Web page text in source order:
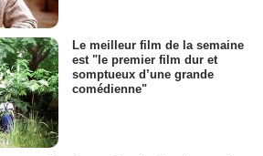
Le meilleur film de la semaine
est "le premier film dur et
somptueux d’une grande
comédienne"